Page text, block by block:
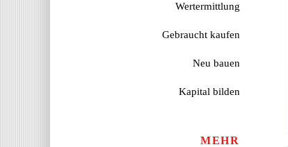
Wertermittlung
Gebraucht kaufen
Neu bauen
Kapital bilden
MEHR